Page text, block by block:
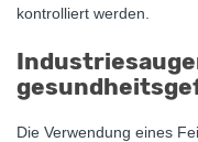
kontrolliert werden.
Die Verwendung eines